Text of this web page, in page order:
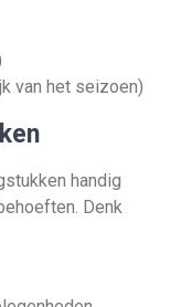
van het seizoen)
handig
Denk